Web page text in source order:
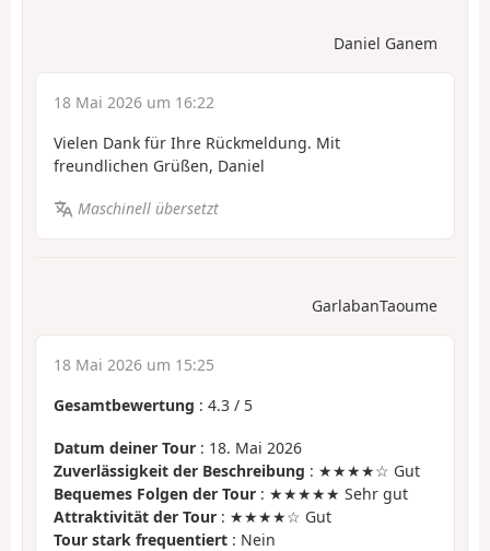
Daniel Ganem
18 Mai 2026 um 16:22
Vielen Dank für Ihre Rückmeldung. Mit
freundlichen Grüßen, Daniel
Maschinell übersetzt
GarlabanTaoume
18 Mai 2026 um 15:25
Gesamtbewertung : 4.3 / 5
Datum deiner Tour : 18. Mai 2026
Zuverlässigkeit der Beschreibung : ★★★★☆ Gut
Bequemes Folgen der Tour : ★★★★★ Sehr gut
Attraktivität der Tour : ★★★★☆ Gut
Tour stark frequentiert : Nein